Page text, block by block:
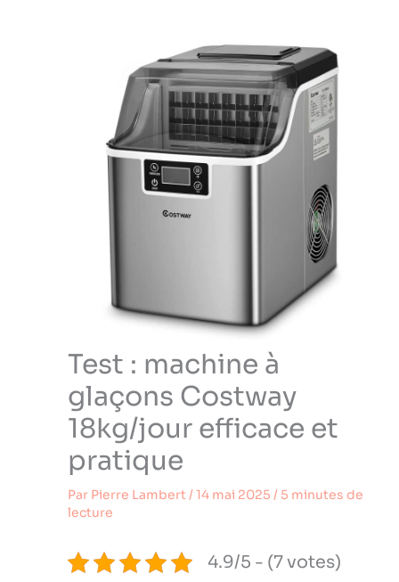
Test : machine à
glaçons Costway
18kg/jour efficace et
pratique
Par Pierre Lambert/14 mai 2025 / 5 minutes de
lecture
4.9/5 - (7 votes)